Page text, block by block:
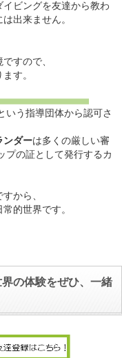
ビングを友達から教わ
出来ません。
すので、
す。
いう指導団体から認可さ
ンダーは多くの厳しい審
プの証として発行するカ
から、
的世界です。
の体験をぜひ、一緒